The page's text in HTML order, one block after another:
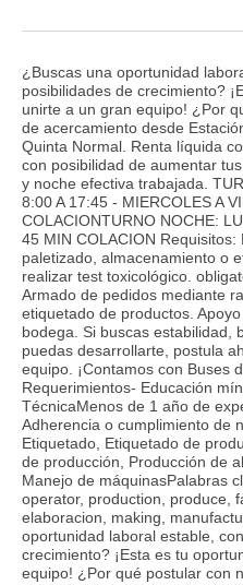
¿Buscas una oportunidad
posibilidades de crecimiento?
unirte a un gran equipo! ¿Por
de acercamiento desde
Quinta Normal. Renta líquida
con posibilidad de aumentar
y noche efectiva trabajada.
8:00 A 17:45 - MIERCOLES A
COLACIONTURNO NOCHE:
45 MIN COLACION Requisitos:
paletizado, almacenamiento o
realizar test toxicológico.
Armado de pedidos mediante
etiquetado de productos.
bodega. Si buscas estabilidad,
puedas desarrollarte, postula
equipo. ¡Contamos con Buses
Requerimientos- Educación
TécnicaMenos de 1 año de
Adherencia o cumplimiento de
Etiquetado, Etiquetado de
de producción, Producción de
Manejo de máquinasPalabras
operator, production, produce,
elaboracion, making,
oportunidad laboral estable,
crecimiento? ¡Esta es tu
equipo! ¿Por qué postular con